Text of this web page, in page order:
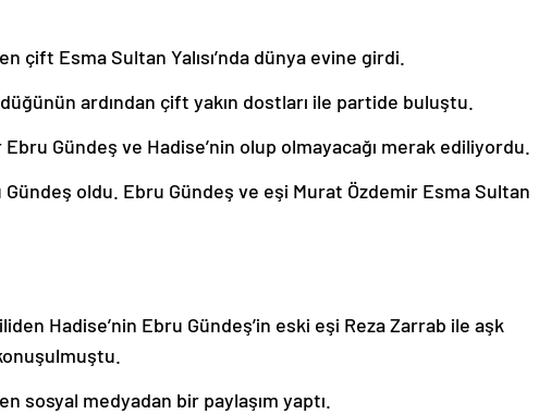
çift Esma Sultan Yalısı’nda dünya evine girdi.
ardından çift yakın dostları ile partide buluştu.
Gündeş ve Hadise’nin olup olmayacağı merak ediliyordu.
oldu. Ebru Gündeş ve eşi Murat Özdemir Esma Sultan
Hadise’nin Ebru Gündeş’in eski eşi Reza Zarrab ile aşk
sosyal medyadan bir paylaşım yaptı.